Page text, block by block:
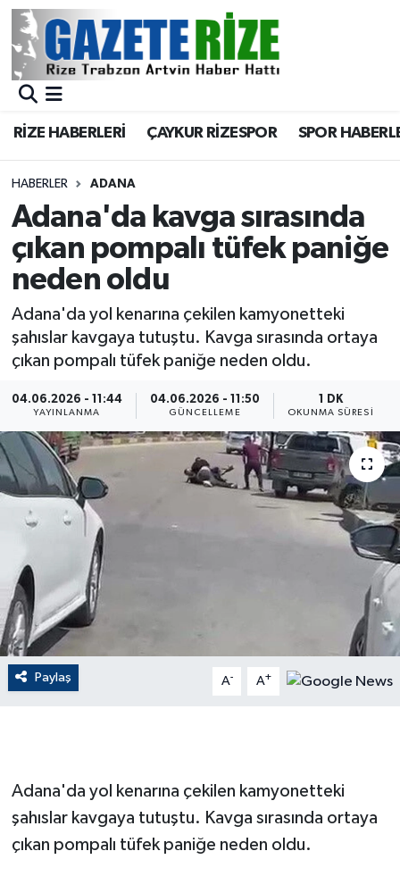
RİZE HABERLERİ ÇAYKUR RİZESPOR SPOR
HABERLER ADANA
Adana'da kavga sırasında
çıkan pompalı tüfek paniğe
neden oldu
Adana'da yol kenarına çekilen kamyonetteki
şahıslar kavgaya tutuştu. Kavga sırasında ortaya
çıkan pompalı tüfek paniğe neden oldu.
04.06.2026 - 11:44
YAYINLANMA
04.06.2026 - 11:50
GÜNCELLEME
1 DK
OKUNMA SÜRESI
Paylaş A- A+
Adana'da yol kenarına çekilen kamyonetteki
şahıslar kavgaya tutuştu. Kavga sırasında ortaya
çıkan pompalı tüfek paniğe neden oldu.
BÖLGEMİZ
Asayiş
Rize Jandarma Komutanlığı
Bilim Teknoloji
Advertising news
ÇEVRE
Dış Haberler
Dünya
EĞİTİM
EKONOMİ
English News
Gayrimenkul
GENEL
Merkez Nöbetçi Eczaneler
Merkez Trafik Yoğunluk Haritası
Süper Lig Puan Durumu ve Fikstür
Tüm Manşetler
Haber Arşivi